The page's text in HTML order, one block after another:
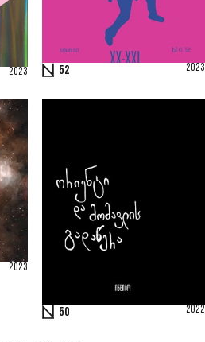
2023 52 2023
2023
50 2022